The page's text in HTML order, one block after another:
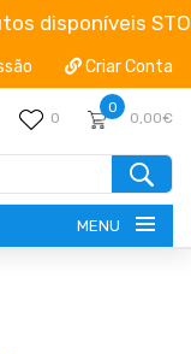
disponíveis
Criar Conta
0
0
0,00€
MENU